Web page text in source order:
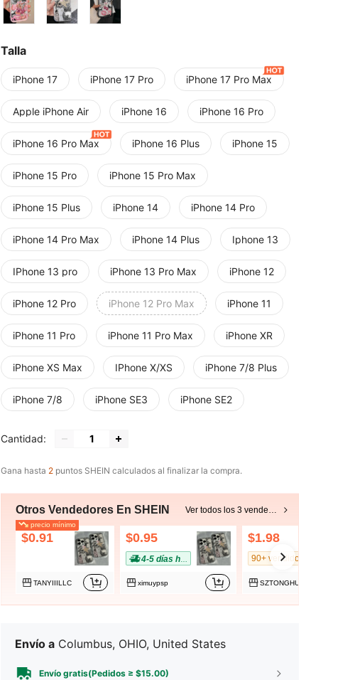
Talla
iPhone 17 iPhone 17 Pro iPhone 17 Pro Max
Apple iPhone Air iPhone 16 iPhone 16 Pro
iPhone 16 Pro Max iPhone 16 Plus iPhone 15
iPhone 15 Pro iPhone 15 Pro Max
iPhone 15 Plus iPhone 14 iPhone 14 Pro
iPhone 14 Pro Max iPhone 14 Plus Iphone 13
IPhone 13 pro iPhone 13 Pro Max iPhone 12
iPhone 12 Pro iPhone 12 Pro Max iPhone 11
iPhone 11 Pro iPhone 11 Pro Max iPhone XR
iPhone XS Max IPhone X/XS iPhone 7/8 Plus
iPhone 7/8 iPhone SE3 iPhone SE2
Cantidad:
Gana hasta 2 puntos SHEIN calculados al finalizar la compra.
Otros Vendedores En SHEIN Ver todos los 3 vendedores
precio mínimo
$0.91
TANYIIILLC
$0.95
4-5 días hábiles
ximuypsp
$1.98
90+ vendidos
SZTONGHUA
Envío a Columbus, OHIO, United States
Envío gratis(Pedidos ≥ $15.00)